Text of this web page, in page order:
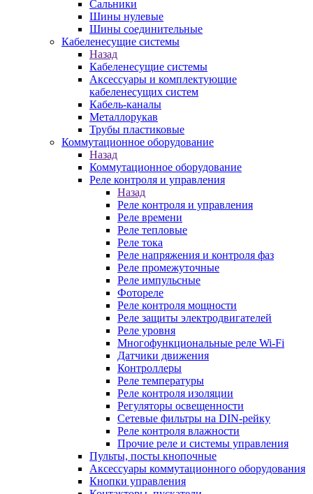
Сальники
Шины нулевые
Шины соединительные
Кабеленесущие системы
Назад
Кабеленесущие системы
Аксессуары и комплектующие
кабеленесущих систем
Кабель-каналы
Металлорукав
Трубы пластиковые
Коммутационное оборудование
Назад
Коммутационное оборудование
Реле контроля и управления
Назад
Реле контроля и управления
Реле времени
Реле тепловые
Реле тока
Реле напряжения и контроля фаз
Реле промежуточные
Реле импульсные
Фотореле
Реле контроля мощности
Реле защиты электродвигателей
Реле уровня
Многофункциональные реле Wi-Fi
Датчики движения
Контроллеры
Реле температуры
Реле контроля изоляции
Регуляторы освещенности
Сетевые фильтры на DIN-рейку
Реле контроля влажности
Прочие реле и системы управления
Пульты, посты кнопочные
Аксессуары коммутационного оборудования
Кнопки управления